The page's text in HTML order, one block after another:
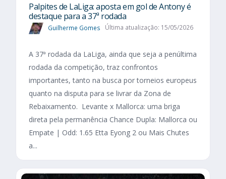
Palpites de LaLiga: aposta em gol de Antony é
destaque para a 37ª rodada
Guilherme Gomes Última atualização: 15/05/2026
A 37ª rodada da LaLiga, ainda que seja a penúltima
rodada da competição, traz confrontos
importantes, tanto na busca por torneios europeus
quanto na disputa para se livrar da Zona de
Rebaixamento. Levante x Mallorca: uma briga
direta pela permanência Chance Dupla: Mallorca ou
Empate | Odd: 1.65 Etta Eyong 2 ou Mais Chutes
a...